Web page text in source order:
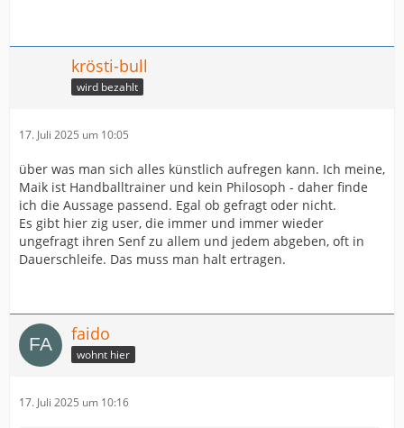
krösti-bull
wird bezahlt
17. Juli 2025 um 10:05
über was man sich alles künstlich aufregen kann. Ich meine,
Maik ist Handballtrainer und kein Philosoph - daher finde
ich die Aussage passend. Egal ob gefragt oder nicht.
Es gibt hier zig user, die immer und immer wieder
ungefragt ihren Senf zu allem und jedem abgeben, oft in
Dauerschleife. Das muss man halt ertragen.
faido
wohnt hier
17. Juli 2025 um 10:16